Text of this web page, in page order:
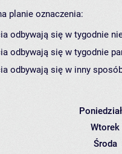
planie oznaczenia:
odbywają się w tygodnie
odbywają się w tygodnie
odbywają się w inny
Wtorek
Środa